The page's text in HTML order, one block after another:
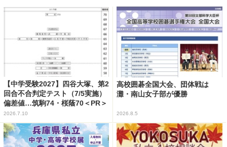
【中学受験2027】四谷大塚、第2
回合不合判定テスト（7/5実施）
偏差値…筑駒74・桜蔭70＜PR＞
2026.7.10
高校囲碁全国大会、団体戦は
灘・南山女子部が優勝
2026.8.5